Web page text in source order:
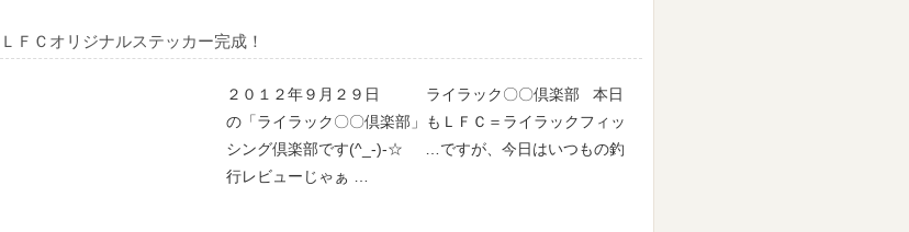
ＬＦＣオリジナルステッカー完成！
２０１２年９月２９日 ライラック〇〇倶楽部 本日
の「ライラック〇〇倶楽部」もＬＦＣ＝ライラックフィッ
シング倶楽部です(^_-)-☆ …ですが、今日はいつもの釣
行レビューじゃぁ …